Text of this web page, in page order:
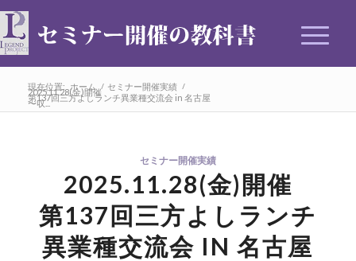
現在位置: ホーム / セミナー開催実績 /
2025.11.28(金)開催
第137回三方よしランチ異業種交流会 in 名古屋
〜収...
セミナー開催実績
2025.11.28(金)開催
第137回三方よしランチ
異業種交流会 IN 名古屋